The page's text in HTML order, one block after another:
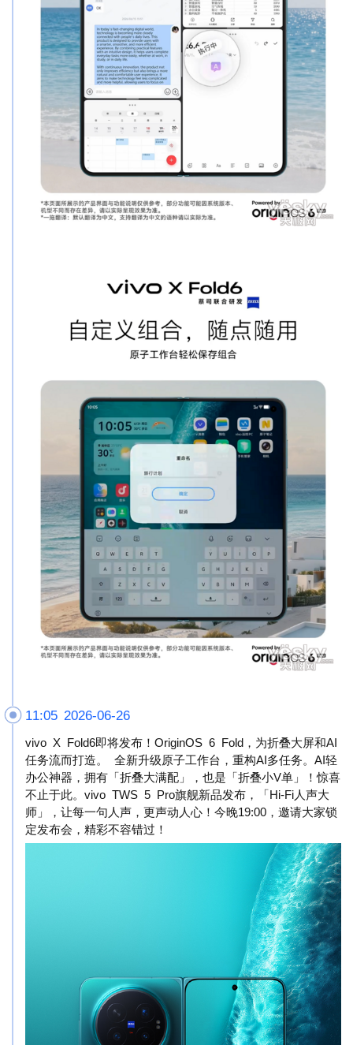
11:05 2026-06-26
vivo X Fold6即将发布！OriginOS 6 Fold，为折叠大屏和AI
任务流而打造。 全新升级原子工作台，重构AI多任务。AI轻
办公神器，拥有「折叠大满配」，也是「折叠小V单」！惊喜
不止于此。vivo TWS 5 Pro旗舰新品发布，「Hi-Fi人声大
师」，让每一句人声，更声动人心！今晚19:00，邀请大家锁
定发布会，精彩不容错过！